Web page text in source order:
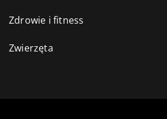
Zdrowie i fitness
Zwierzęta